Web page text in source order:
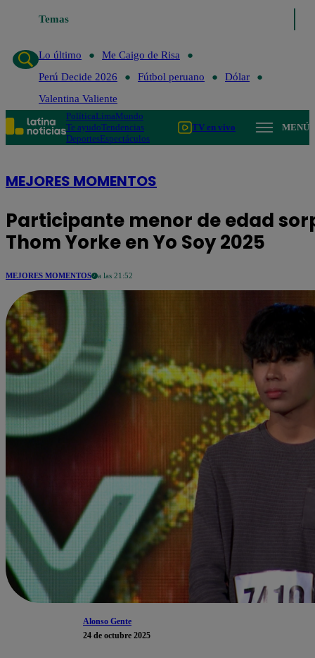
Temas
Lo último
Me Caigo de Risa
Perú Decide 2026
Fútbol peruano
Dólar
Valentina Valiente
PolíticaLimaMundo
Te ayudoTendencias
DeportesEspectáculos
TV en vivo MENÚ
MEJORES MOMENTOS
Participante menor de edad
Thom Yorke en Yo Soy 2025
MEJORES MOMENTOS a las 21:52
Alonso Gente
24 de octubre 2025